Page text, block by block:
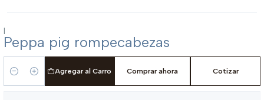
|
Peppa pig rompecabezas
Cantidad
Agregar al Carro Comprar ahora Cotizar